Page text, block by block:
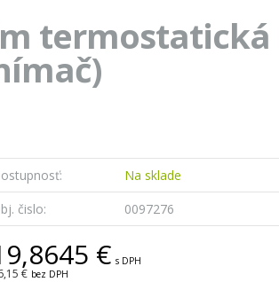
Na sklade
čislo:
0097276
€ s DPH
€ bez DPH